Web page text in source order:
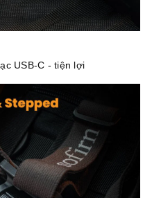
USB-C - tiện lợi